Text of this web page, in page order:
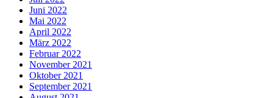
Juni 2022
Mai 2022
April 2022
März 2022
Februar 2022
November 2021
Oktober 2021
September 2021